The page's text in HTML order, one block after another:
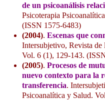
de un psicoanálisis
Psicoterapia
(ISSN 1575-6483)
(2004). Escenas que
Intersubjetivo, Revista de
Vol. 6 (1), 129-143.
(2005). Procesos de
nuevo contexto para la
transferencia.
Psicoanalítica y Salud.